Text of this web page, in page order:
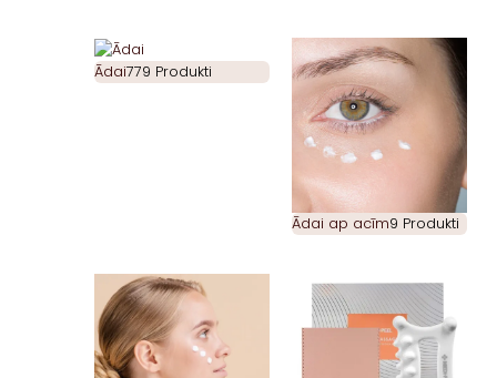
Ādai779 Produkti
Ādai ap acīm9 Produkti